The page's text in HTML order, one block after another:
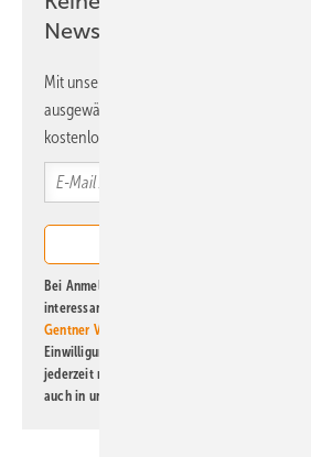
Newsletter!
Mit unserem Newsletter erhalten Sie
ausgewählte Informationen und
kostenlos direkt ins Postfach.
Bei Anmeldung zu diesem Newsletter bin ich
interessante Verlags- und Online-Angebote
Gentner Verlag GmbH & Co. KG
Einwilligung kann ich jederzeit widerrufen und
jederzeit möglich. Informationen zum Umgang
auch in unserer